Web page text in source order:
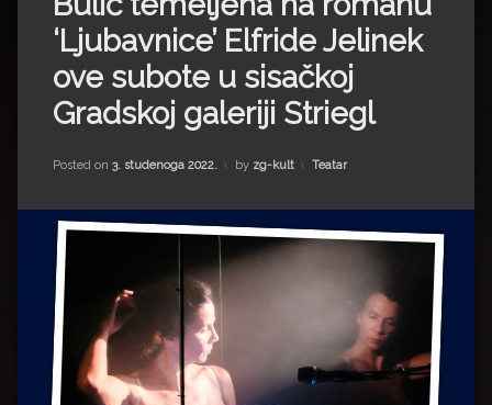
Impressum
Milenko Strižak
Drugi autori
Drugi autori
Matea Andrić
Ljiljana Lekanić-Kljaić
Željko Krznarić
Mario Lovreković
Miroslav Šantek
‘Ljubavnice’ Elfride Jelinek
ove subote u sisačkoj
Gradskoj galeriji Striegl
Posted on 3. studenoga 2022. by zg-kult Kategorije:
Teatar